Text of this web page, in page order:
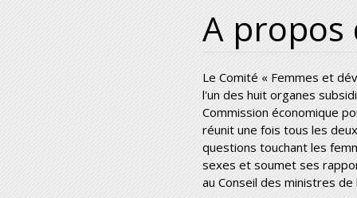
A propos
Le Comité « Femmes et
l'un des huit organes
Commission économique
réunit une fois tous les
questions touchant les
sexes et soumet ses
au Conseil des ministres de